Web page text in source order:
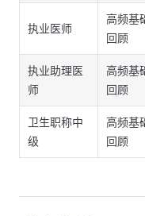
执业医师
高频基
回顾
执业助理医
师
高频基
回顾
卫生职称中
级
高频基
回顾